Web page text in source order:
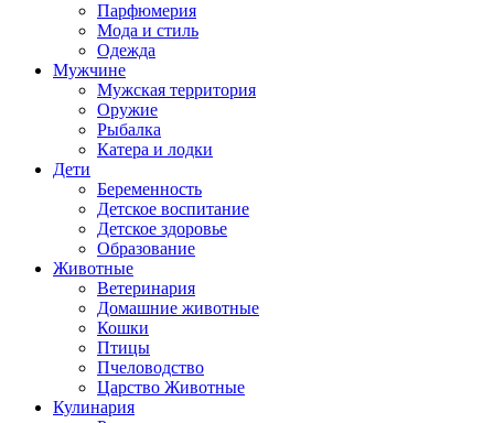
Парфюмерия
Мода и стиль
Одежда
Мужчине
Мужская территория
Оружие
Рыбалка
Катера и лодки
Дети
Беременность
Детское воспитание
Детское здоровье
Образование
Животные
Ветеринария
Домашние животные
Кошки
Птицы
Пчеловодство
Царство Животные
Кулинария